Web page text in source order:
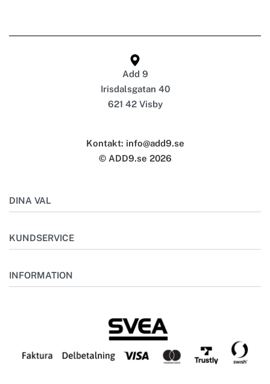
Add 9
Irisdalsgatan 40
621 42 Visby
Kontakt: info@add9.se
© ADD9.se 2026
KUNDSERVICE
Kontakta oss
Frågor & svar
INFORMATION
Köpvillkor
DINA VAL
Mitt konto
Önskelista